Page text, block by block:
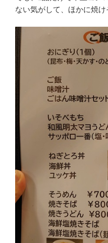
ない気がして、ほかに焼け